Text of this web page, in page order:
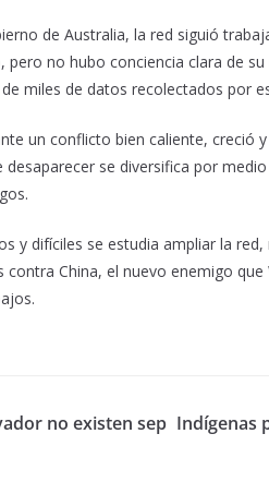
de Australia, la red siguió
no hubo conciencia clara de
miles de datos recolectados por
un conflicto bien caliente, creció
se diversifica por
y difíciles se estudia ampliar la
contra China, el nuevo enemigo
no existen sep Indígenas